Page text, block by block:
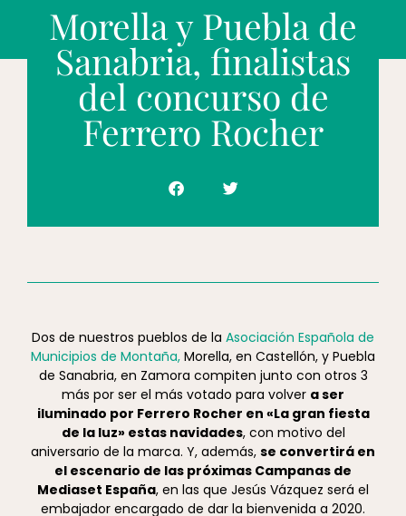
Morella y Puebla de
Sanabria, finalistas
del concurso de
Ferrero Rocher
Dos de nuestros pueblos de la Asociación Española de
Municipios de Montaña, Morella, en Castellón, y Puebla
de Sanabria, en Zamora compiten junto con otros 3
más por ser el más votado para volver a ser
iluminado por Ferrero Rocher en «La gran fiesta
de la luz» estas navidades, con motivo del
aniversario de la marca. Y, además, se convertirá en
el escenario de las próximas Campanas de
Mediaset España, en las que Jesús Vázquez será el
embajador encargado de dar la bienvenida a 2020.